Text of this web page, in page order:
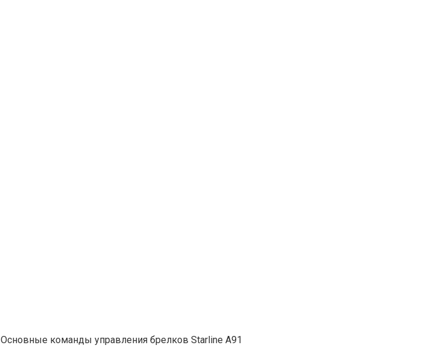
Основные команды управления брелков Starline A91